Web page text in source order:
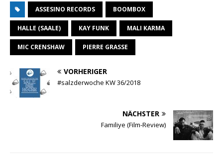
t
s
A
p
p
l
e
g
r
a
m
c
b
o
o
k
a
n
ASSESINO RECORDS BOOMBOX
HALLE (SAALE) KAY FUNK MALI KARMA
MIC CRENSHAW PIERRE GRASSE
VORHERIGER
#salzderwoche KW 36/2018
NÄCHSTER
Familiye (Film-Review)